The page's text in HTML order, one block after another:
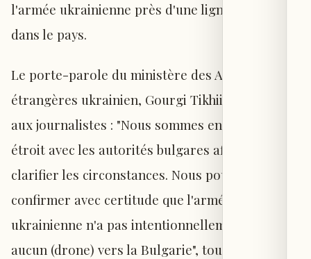
l'armée ukrainienne près d'une ligne de gaz
dans le pays.
Le porte-parole du ministère des Affaires
étrangères ukrainien, Gourgi Tikhii, a déclaré
aux journalistes : "Nous sommes en contact
étroit avec les autorités bulgares afin de
clarifier les circonstances. Nous pouvons
confirmer avec certitude que l'armée
ukrainienne n'a pas intentionnellement dirigé
aucun (drone) vers la Bulgarie", tout en ne